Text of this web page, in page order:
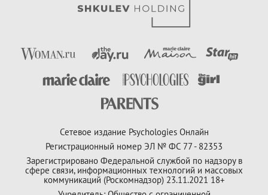
Сетевое издание Psychologies Онлайн
Регистрационный номер ЭЛ № ФС 77 - 82353
Зарегистрировано Федеральной службой по надзору в
сфере связи, информационных технологий и массовых
коммуникаций (Роскомнадзор) 23.11.2021 18+